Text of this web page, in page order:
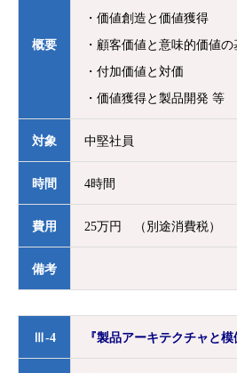
概要
・価値創造と価値獲得
・顧客価値と意味的価値
・付加価値と対価
・価値獲得と製品開発 等
対象 中堅社員
時間 4時間
費用 25万円 （別途消費税）
備考
Ⅲ-4 『製品アーキテクチャと